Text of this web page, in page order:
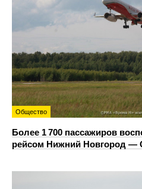
Общество
Более 1 700 пассажиров
рейсом Нижний Новгород —